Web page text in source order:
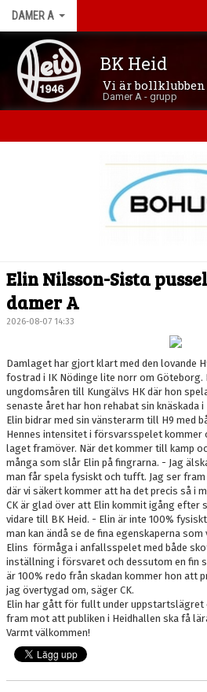
DAMER A
BK Heid
Vi är
Damer A - grupp
TRUPPEN
BILDGALLERI
DOKUMENT
KONTAKT
Elin Nilsson-Sista
damer A
2026-08-07 14:33
Damlaget har gjort klart med den lovande
fostrad i IK Nödinge lite norr om Göteborg.
ungdomsåren till Kungälvs HK där hon
senaste året har hon rehabat sin knäskada i
Elin bidrar med sin vänsterarm till H9 med
Hennes intensitet i försvarsspelet kommer
laget framöver. När det kommer till kamp
många som slår Elin på fingrarna. - Jag
man får spela fysiskt och tufft. Jag ser
där vi säkert kommer att ha det precis så i
CK är glad över att Elin kommit igång efter
vidare till BK Heid. - Elin är inte 100%
man kan ändå se de fina egenskaperna
Elins förmåga i anfallsspelet med både
inställning i försvaret och dessutom en fin
är 100% redo från skadan kommer hon att
jag övertygad om, säger CK.
Elin har gått för fullt under uppstartslägret
fram mot att publiken i Heidhallen ska få
Varmt välkommen!